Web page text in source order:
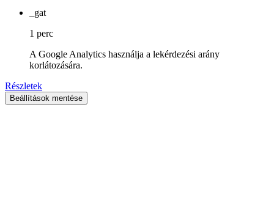
_gat
1 perc
A Google Analytics használja a lekérdezési arány
korlátozására.
Részletek
Beállítások mentése